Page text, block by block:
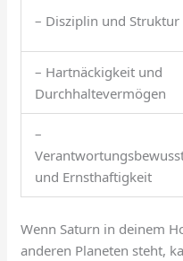
– Disziplin und Struktur
– Hartnäckigkeit und
Durchhaltevermögen
–
und Ernsthaftigkeit
Wenn Saturn in deinem
anderen Planeten steht,